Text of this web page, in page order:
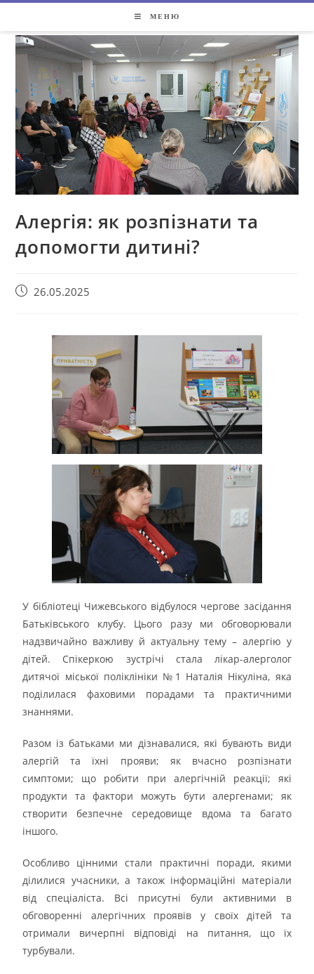
МЕНЮ
Алергія: як розпізнати та
допомогти дитині?
26.05.2025
У бібліотеці Чижевського відбулося чергове засідання
Батьківського клубу. Цього разу ми обговорювали
надзвичайно важливу й актуальну тему – алергію у
дітей. Спікеркою зустрічі стала лікар-алерголог
дитячої міської поліклініки №1 Наталія Нікуліна, яка
поділилася фаховими порадами та практичними
знаннями.
Разом із батьками ми дізнавалися, які бувають види
алергій та їхні прояви; як вчасно розпізнати
симптоми; що робити при алергічній реакції; які
продукти та фактори можуть бути алергенами; як
створити безпечне середовище вдома та багато
іншого.
Особливо цінними стали практичні поради, якими
ділилися учасники, а також інформаційні матеріали
від спеціаліста. Всі присутні були активними в
обговоренні алергічних проявів у своїх дітей та
отримали вичерпні відповіді на питання, що їх
турбували.